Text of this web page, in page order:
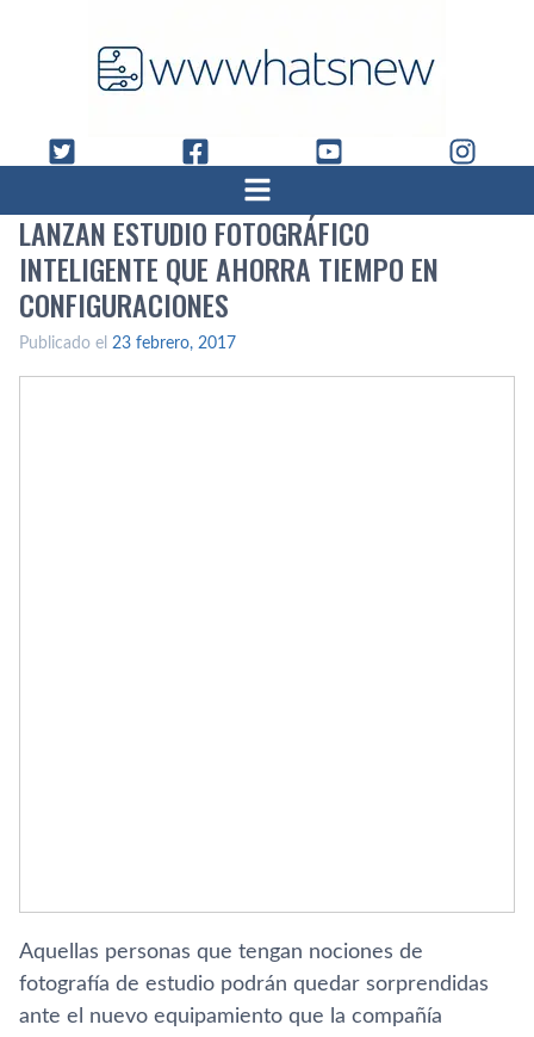
LANZAN ESTUDIO FOTOGRÁFICO
INTELIGENTE QUE AHORRA TIEMPO EN
CONFIGURACIONES
Publicado el 23 febrero, 2017
Aquellas personas que tengan nociones de
fotografí­a de estudio podrán quedar sorprendidas
ante el nuevo equipamiento que la compañí­a